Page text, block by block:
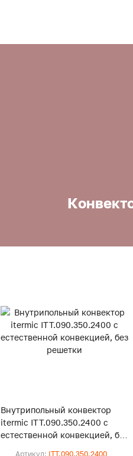
Внутрипольный конвектор
itermic ITT.090.350.2400 с
естественной конвекцией, без
Артикул: ITT.090.350.2400